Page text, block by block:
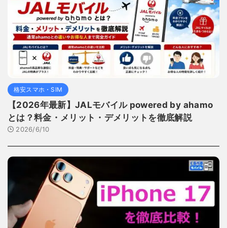
格安スマホ・SIM
【2026年最新】JALモバイル powered by ahamo
とは？料金・メリット・デメリットを徹底解説
2026/6/10